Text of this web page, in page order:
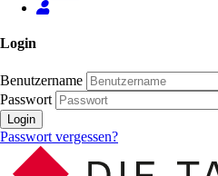
Login
Benutzername
Passwort
Login
Passwort vergessen?